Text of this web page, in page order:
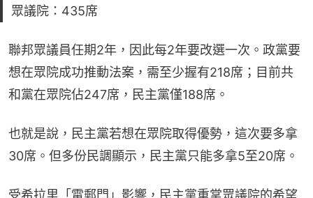
眾議院：435席
聯邦眾議員任期2年，因此每2年要改選一次。政黨要
想在眾院成功推動法案，需至少握有218席；目前共
和黨在眾院佔247席，民主黨僅188席。
也就是說，民主黨若想在眾院取得優勢，這次要多拿
30席。但多份民調顯示，民主黨只能多拿5至20席。
受希拉里「電郵門」影響，民主黨重掌眾議院的希望